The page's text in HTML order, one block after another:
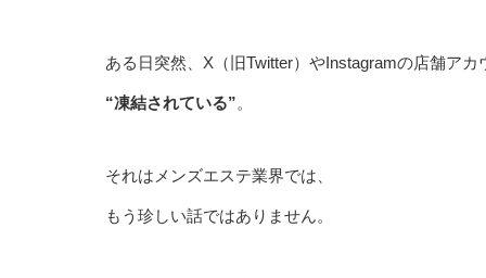
ある日突然、X（旧Twitter）やInstagramの店舗アカ
“凍結されている”。
それはメンズエステ業界では、
もう珍しい話ではありません。